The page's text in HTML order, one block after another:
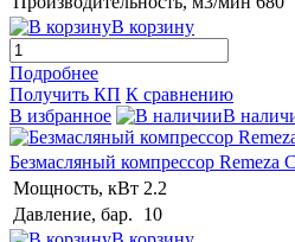
В корзину
Подробнее
Получить КП К сравнению
В избранное
В
Безмасляный компрессор Remeza
Мощность, кВт 2.2
Давление, бар.
10